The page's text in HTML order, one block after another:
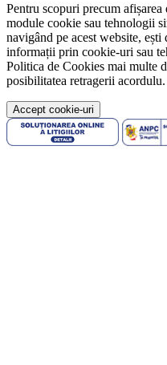
Pentru scopuri precum
module cookie sau tehnologii
navigând pe acest website,
informații prin cookie-uri sau
Politica de Cookies mai multe
posibilitatea retragerii acordulu.
Accept cookie-uri